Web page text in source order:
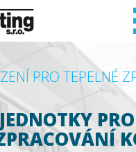
PRO
PRO TEPELNÉ